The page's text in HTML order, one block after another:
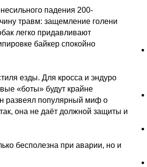
падения 200-
травм: защемление голени
легко придавливают
байкер спокойно
езды. Для кросса и эндуро
«боты» будут крайне
развеял популярный миф о
она не даёт должной защиты и
бесполезна при аварии, но и